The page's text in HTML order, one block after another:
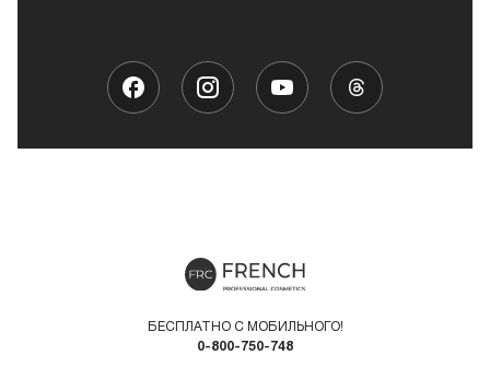
БЕСПЛАТНО С МОБИЛЬНОГО!
0-800-750-748